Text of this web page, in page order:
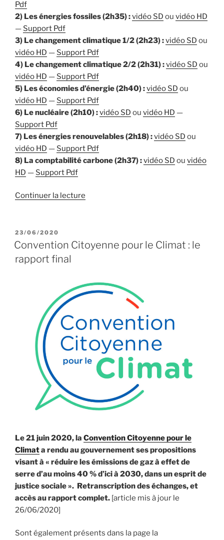
Pdf
2) Les énergies fossiles (2h35) :vidéo SD ou vidéo HD
— Support Pdf
3) Le changement climatique 1/2 (2h23) :vidéo SD ou
vidéo HD — Support Pdf
4) Le changement climatique 2/2 (2h31) :vidéo SD ou
vidéo HD — Support Pdf
5) Les économies d’énergie (2h40) :vidéo SD ou
vidéo HD — Support Pdf
6) Le nucléaire (2h10) :vidéo SD ou vidéo HD —
Support Pdf
7) Les énergies renouvelables (2h18) :vidéo SD ou
vidéo HD — Support Pdf
8) La comptabilité carbone (2h37) :vidéo SD ou vidéo
HD — Support Pdf
Continuer la lecture
2019
Jancovici »
PUBLIÉ
LE
23/06/2020
Convention Citoyenne pour le Climat : le
rapport final
Le 21 juin 2020, la Convention Citoyenne pour le
Climata rendu au gouvernement ses propositions
visant à « réduire les émissions de gaz à effet de
serre d’au moins 40 % d’ici à 2030, dans un esprit de
justice sociale ». Retranscription des échanges, et
accès au rapport complet. [article mis à jour le
26/06/2020]
Sont également présents dans la page la